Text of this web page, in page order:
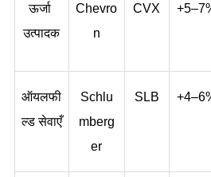
ऊर्जा
उत्पादक
Chevro
n
CVX
ऑयलफी
ल्ड सेवाएँ
Schlu
mberg
er
SLB